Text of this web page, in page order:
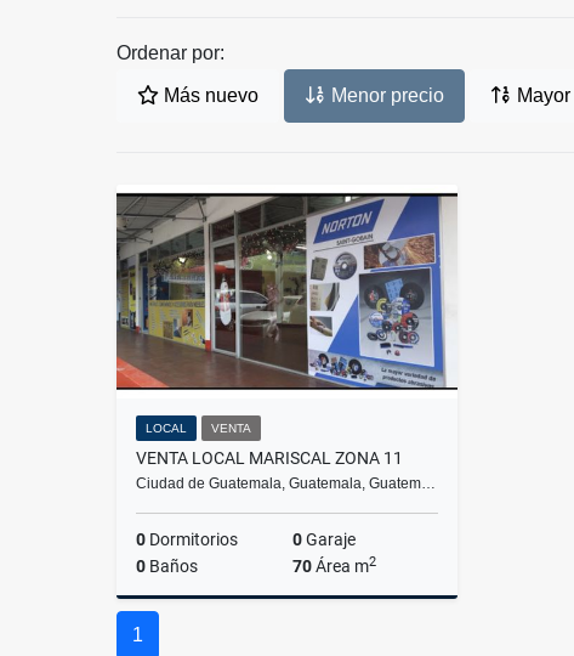
Ordenar por:
Más nuevo Menor precio
LOCAL VENTA
VENTA LOCAL MARISCAL ZONA 11
Ciudad de Guatemala, Guatemala, Guatem…
0 Dormitorios 0Garaje
0 Baños 70Área m2
1